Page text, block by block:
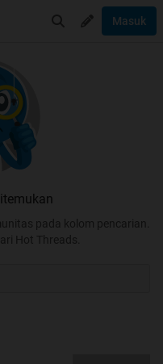
Masuk
pada kolom pencarian.
Hot Threads.